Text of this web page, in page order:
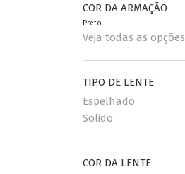
COR DA ARMAÇÃO
Preto
Veja todas as opções
TIPO DE LENTE
Espelhado
Solido
COR DA LENTE